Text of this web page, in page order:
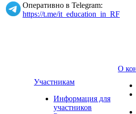
Оперативно в Telegram:
https://t.me/it_education_in_RF
Участникам
Информация для
участников
О